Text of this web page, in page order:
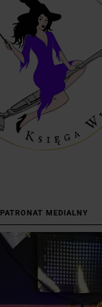
PATRONAT MEDIALNY